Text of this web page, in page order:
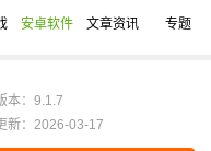
安卓软件 文章资讯 专题
本：9.1.7
新：2026-03-17